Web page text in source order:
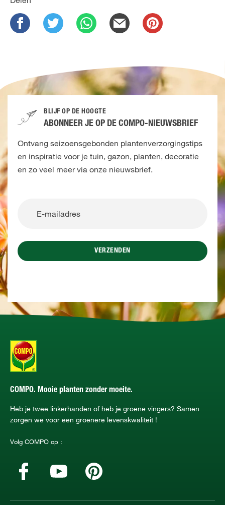
BLIJF OP DE HOOGTE
ABONNEER JE OP DE COMPO-NIEUWSBRIEF
Ontvang seizoensgebonden plantenverzorgingstips
en inspiratie voor je tuin, gazon, planten, decoratie
en zo veel meer via onze nieuwsbrief.
VERZENDEN
COMPO. Mooie planten zonder moeite.
Heb je twee linkerhanden of heb je groene vingers? Samen
zorgen we voor een groenere levenskwaliteit !
Volg COMPO op :